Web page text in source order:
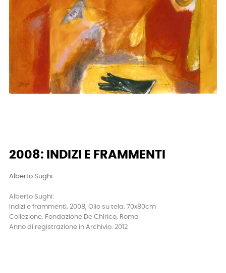
2008: INDIZI E FRAMMENTI
Alberto Sughi
Alberto Sughi:
Indizi e frammenti, 2008, Olio su tela, 70x80cm
Collezione: Fondazione De Chirico, Roma
Anno di registrazione in Archivio: 2012